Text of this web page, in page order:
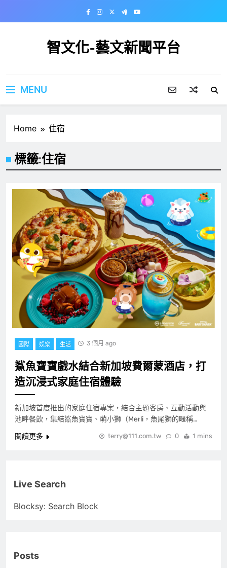
智文化-藝文新聞平台
MENU
Home 住宿
標籤:住宿
國際 娛樂 生活 3 個月 ago
鯊魚寶寶戲水結合新加坡費爾蒙酒店，打
造沉浸式家庭住宿體驗
新加坡首度推出的家庭住宿專案，結合主題客房、互動活動與
池畔餐飲，集結鯊魚寶寶、萌小獅（Merli，魚尾獅的暱稱…
閱讀更多
terry@111.com.tw 0 1 mins
Live Search
Blocksy: Search Block
Posts